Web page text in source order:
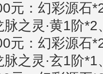
元：幻彩源石
之灵·黄1阶*2
元：幻彩源石
之灵·玄1阶*1